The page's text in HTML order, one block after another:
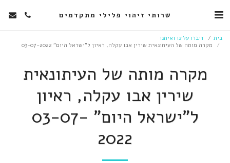
שרותי זיהוי פלילי מתקדמים
בית
דיברו עלינו ואיתנו
מקרה מותה של העיתונאית שירין אבו עקלה, ראיון ל"ישראל היום" 03-07-2022
מקרה מותה של העיתונאית
שירין אבו עקלה, ראיון
ל"ישראל היום" 03-07-
2022